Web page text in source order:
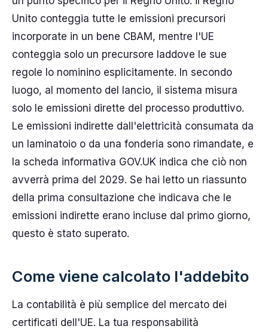
Unito conteggia tutte le emissioni precursori
incorporate in un bene CBAM, mentre l'UE
conteggia solo un precursore laddove le sue
regole lo nominino esplicitamente. In secondo
luogo, al momento del lancio, il sistema misura
solo le emissioni dirette del processo produttivo.
Le emissioni indirette dall'elettricità consumata da
un laminatoio o da una fonderia sono rimandate, e
la scheda informativa GOV.UK indica che ciò non
avverrà prima del 2029. Se hai letto un riassunto
della prima consultazione che indicava che le
emissioni indirette erano incluse dal primo giorno,
questo è stato superato.
Come viene calcolato l'addebito
La contabilità è più semplice del mercato dei
certificati dell'UE. La tua responsabilità